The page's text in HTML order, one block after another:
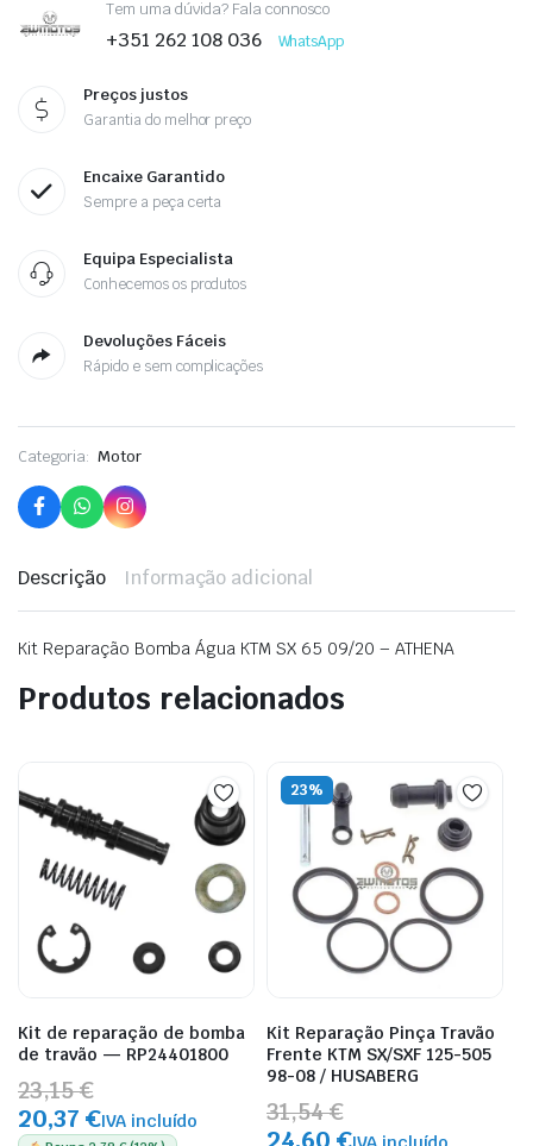
Tem uma dúvida? Fala connosco
+351 262 108 036 WhatsApp
Preços justos
Garantia do melhor preço
Encaixe Garantido
Sempre a peça certa
Equipa Especialista
Conhecemos os produtos
Devoluções Fáceis
Rápido e sem complicações
Categoria: Motor
Descrição Informação adicional
Kit Reparação Bomba Água KTM SX 65 09/20 – ATHENA
Produtos relacionados
Kit de reparação de bomba
de travão — RP24401800
23,15 €
20,37 €IVA incluído
23%
Kit Reparação Pinça Travão
Frente KTM SX/SXF 125-505
98-08 / HUSABERG
31,54 €